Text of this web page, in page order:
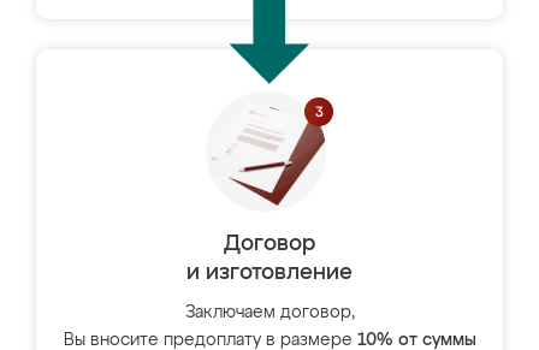
Договор
и изготовление
Заключаем договор,
Вы вносите предоплату в размере 10% от суммы